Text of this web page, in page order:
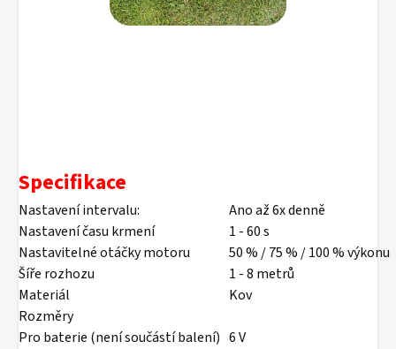
Specifikace
Nastavení intervalu:
Ano až 6x denně
Nastavení času krmení
1 - 60 s
Nastavitelné otáčky motoru
50 % / 75 % / 100 % výkonu
Šíře rozhozu
1 - 8 metrů
Materiál
Kov
Rozměry
Pro baterie (není součástí balení) 6 V